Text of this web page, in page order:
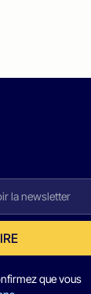
que vous